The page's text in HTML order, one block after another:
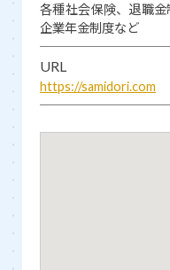
各種社会保険、退職
企業年金制度など
URL
https://samidori.com